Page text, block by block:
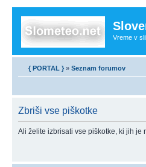
Vreme v
{ PORTAL } » Seznam forumov
Zbriši vse piškotke
Ali želite izbrisati vse piškotke, ki jih je